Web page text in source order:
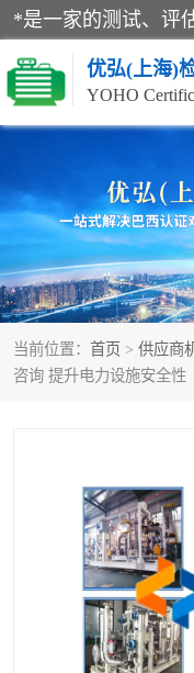
优弘(上海)
YOHO
当前位置： 首页 > 供应商
咨询 提升电力设施安全性
RECYCLASS认证
NR12认证
ART认证
巴西认证